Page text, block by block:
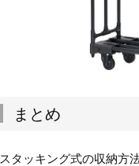
まとめ
スタッキング式の収納方